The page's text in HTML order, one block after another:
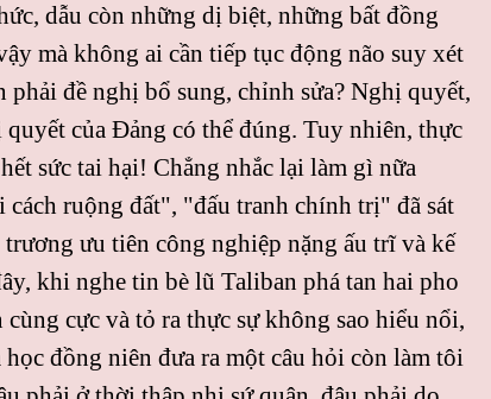
dẫu còn những dị biệt, những bất đồng
mà không ai cần tiếp tục động não suy xét
đề nghị bổ sung, chỉnh sửa? Nghị quyết,
của Ðảng có thể đúng. Tuy nhiên, thực
sức tai hại! Chẳng nhắc lại làm gì nữa
ruộng đất", "đấu tranh chính trị" đã sát
ưu tiên công nghiệp nặng ấu trĩ và kế
khi nghe tin bè lũ Taliban phá tan hai pho
cực và tỏ ra thực sự không sao hiểu nổi,
đồng niên đưa ra một câu hỏi còn làm tôi